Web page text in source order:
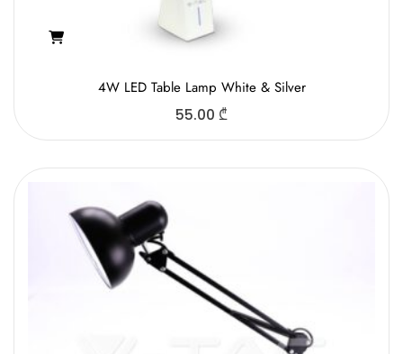
4W LED Table Lamp White & Silver
55.00 ₾